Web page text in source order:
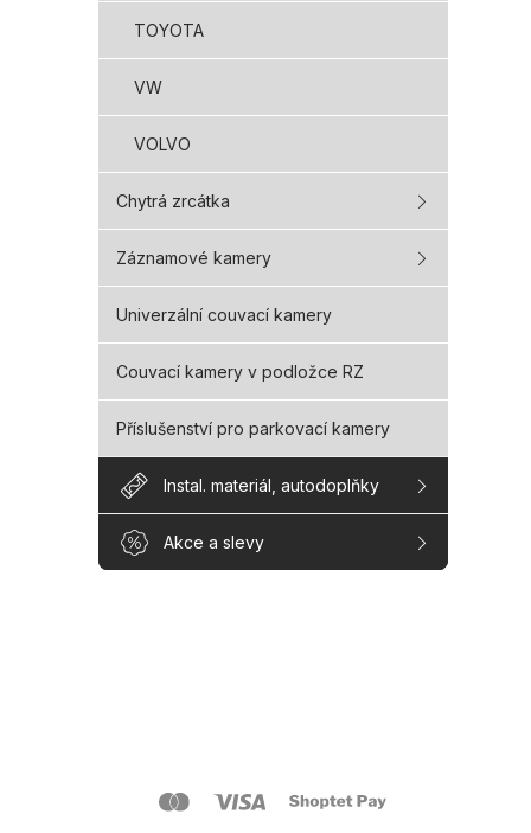
TOYOTA
VW
VOLVO
Chytrá zrcátka
Záznamové kamery
Univerzální couvací kamery
Couvací kamery v podložce RZ
Příslušenství pro parkovací kamery
Instal. materiál, autodoplňky
Akce a slevy